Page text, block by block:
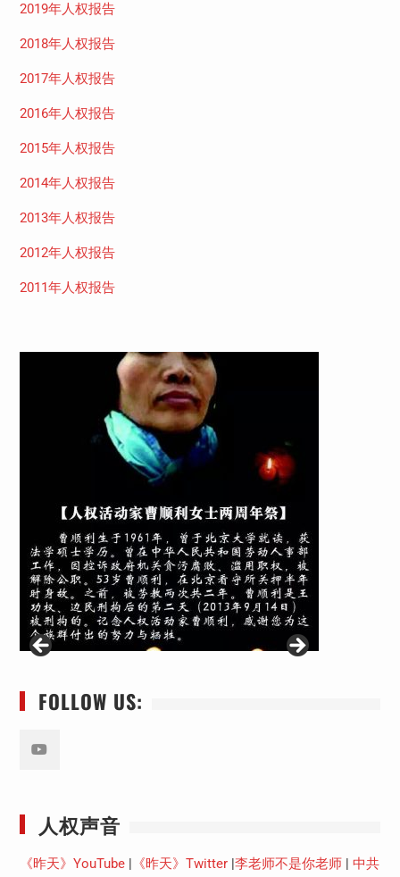
2019年人权报告
2018年人权报告
2017年人权报告
2016年人权报告
2015年人权报告
2014年人权报告
2013年人权报告
2012年人权报告
2011年人权报告
FOLLOW US:
人权声音
《昨天》YouTube| 《昨天》Twitter| 李老师不是你老师| 中共